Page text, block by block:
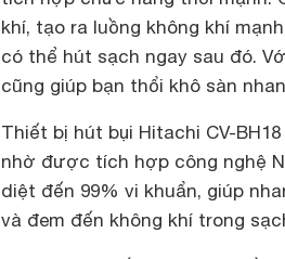
khí, tạo ra luồng không khí
có thể hút sạch ngay sau đó.
cũng giúp bạn thổi khô sàn
Thiết bị hút bụi Hitachi CV-
nhờ được tích hợp công nghệ
diệt đến 99% vi khuẩn, giúp
và đem đến không khí trong